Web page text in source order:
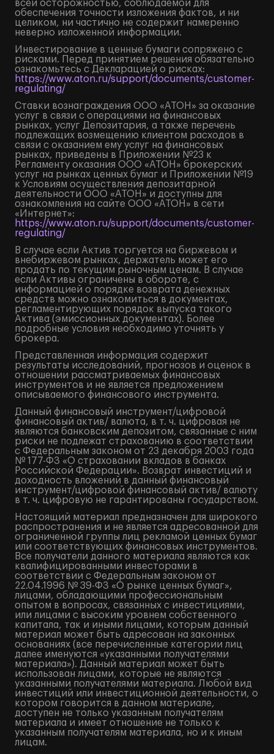
всей осторожностью, соблюдаемой для
обеспечения точности изложения фактов, и ни
целиком, ни частично не содержит намеренно
неверно изложенной информации.
Инвестирование в ценные бумаги сопряжено с
рисками. Перед принятием решения обязательно
ознакомьтесь с Декларацией о рисках:
https://www.aton.ru/support/documents/customer-
regulating/
Ставки вознаграждения ООО «АТОН» за оказание
услуг в связи с операциями на финансовых
рынках, услуг Депозитария, а также перечень
подлежащих возмещению клиентом расходов в
связи с оказанием ему услуг на финансовых
рынках, приведены в Приложении №23 к
Регламенту оказания ООО «АТОН» брокерских
услуг на рынках ценных бумаг и Приложении №19
к Условиям осуществления депозитарной
деятельности ООО «АТОН» и доступны для
ознакомления на сайте ООО «АТОН» в сети
«Интернет»:
https://www.aton.ru/support/documents/customer-
regulating/
В случае если Актив торгуется на биржевом и
внебиржевом рынках, держатель может его
продать по текущим рыночным ценам. В случае
если Активы ограничены в обороте, с
информацией о порядке возврата денежных
средств можно ознакомиться в документах,
регламентирующих порядок выпуска такого
Актива (эмиссионных документах). Более
подробные условия необходимо уточнять у
брокера.
Представленная информация содержит
результаты исследований, прогнозов и оценок в
отношении рассматриваемых финансовых
инструментов и не является предложением
описываемого финансового инструмента.
Данный финансовый инструмент/цифровой
финансовый актив/ валюта, в т. ч. цифровая не
являются банковским депозитом, связанные с ним
риски не подлежат страхованию в соответствии
с Федеральным законом от 23 декабря 2003 года
№ 177-ФЗ «О страховании вкладов в банках
Российской Федерации». Возврат инвестиций и
доходность вложений в данный финансовый
инструмент/цифровой финансовый актив/ валюту
в т. ч. цифровую не гарантированы государством.
Настоящий материал предназначен для широкого
распространения и не является адресованной для
ограниченной группы лиц рекламой ценных бумаг
или соответствующих финансовых инструментов.
Все получатели данного материала являются как
квалифицированными инвесторами в
соответствии с Федеральным законом от
22.04.1996 № 39-ФЗ «О рынке ценных бумаг»,
лицами, обладающими профессиональным
опытом в вопросах, связанных с инвестициями,
или лицами с высоким уровнем собственного
капитала, так и иными лицами, которым данный
материал может быть адресован на законных
основаниях (все перечисленные категории лиц
далее именуются «указанными получателями
материала»). Данный материал может быть
использован лицами, которые не являются
указанными получателями материала. Любой вид
инвестиций или инвестиционной деятельности, о
котором говорится в данном материале,
доступен не только указанным получателям
материала и имеет отношение не только к
указанным получателям материала, но и к иным
лицам.